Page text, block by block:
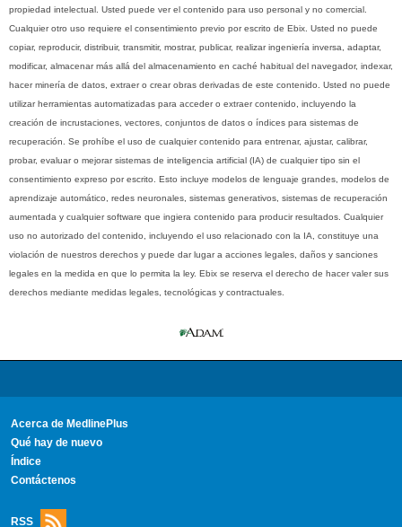
propiedad intelectual. Usted puede ver el contenido para uso personal y no comercial.
Cualquier otro uso requiere el consentimiento previo por escrito de Ebix. Usted no puede
copiar, reproducir, distribuir, transmitir, mostrar, publicar, realizar ingeniería inversa, adaptar,
modificar, almacenar más allá del almacenamiento en caché habitual del navegador, indexar,
hacer minería de datos, extraer o crear obras derivadas de este contenido. Usted no puede
utilizar herramientas automatizadas para acceder o extraer contenido, incluyendo la
creación de incrustaciones, vectores, conjuntos de datos o índices para sistemas de
recuperación. Se prohíbe el uso de cualquier contenido para entrenar, ajustar, calibrar,
probar, evaluar o mejorar sistemas de inteligencia artificial (IA) de cualquier tipo sin el
consentimiento expreso por escrito. Esto incluye modelos de lenguaje grandes, modelos de
aprendizaje automático, redes neuronales, sistemas generativos, sistemas de recuperación
aumentada y cualquier software que ingiera contenido para producir resultados. Cualquier
uso no autorizado del contenido, incluyendo el uso relacionado con la IA, constituye una
violación de nuestros derechos y puede dar lugar a acciones legales, daños y sanciones
legales en la medida en que lo permita la ley. Ebix se reserva el derecho de hacer valer sus
derechos mediante medidas legales, tecnológicas y contractuales.
Acerca de MedlinePlus
Qué hay de nuevo
Índice
Contáctenos
RSS